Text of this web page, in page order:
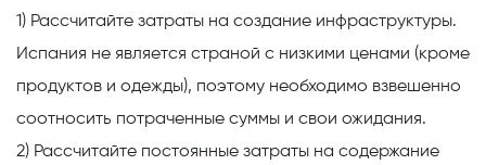
1) Рассчитайте затраты на создание инфраструктуры.
Испания не является страной с низкими ценами (кроме
продуктов и одежды), поэтому необходимо взвешенно
соотносить потраченные суммы и свои ожидания.
2) Рассчитайте постоянные затраты на содержание